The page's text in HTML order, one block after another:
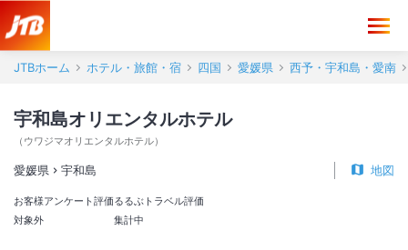
JTBホーム ホテル・旅館・宿 四国 愛媛県 西予・宇和島・愛南
宇和島オリエンタルホテル
（ ウワジマオリエンタルホテル）
愛媛県 宇和島 地図
お客様アンケート評価
対象外
るるぶトラベル評価
集計中